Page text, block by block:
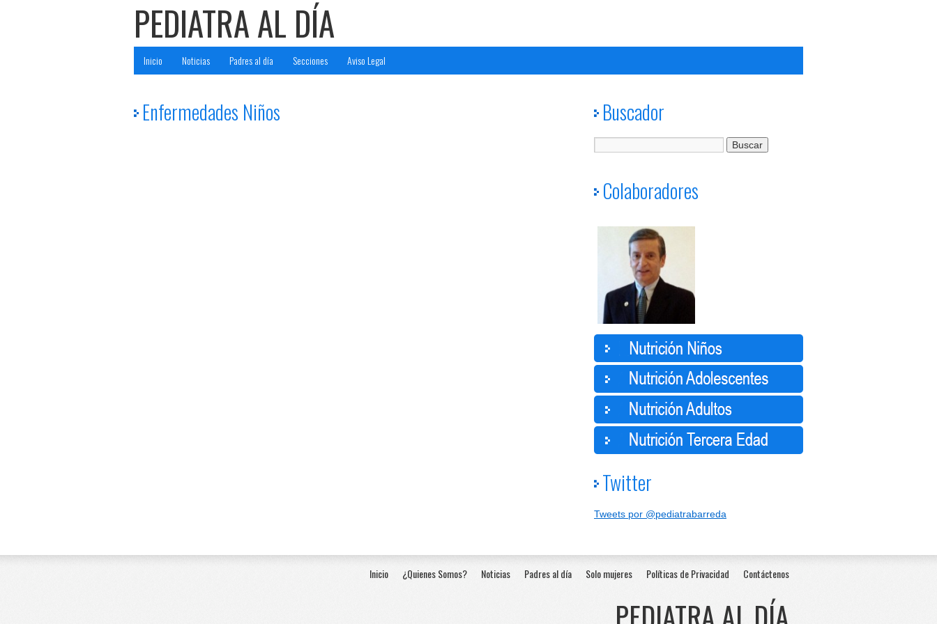
PEDIATRA AL DÍA
Inicio Noticias Padres al día Secciones Aviso Legal
Enfermedades Niños Buscador
Colaboradores
Twitter
Tweets por @pediatrabarreda
Inicio ¿Quienes Somos? Noticias Padres al día Solo mujeres Políticas de Privacidad Contáctenos